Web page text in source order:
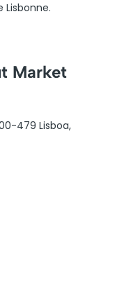
Market
479 Lisboa,